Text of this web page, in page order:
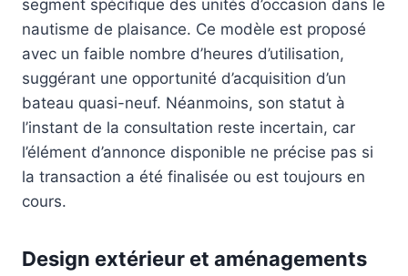
segment spécifique des unités d’occasion dans le
nautisme de plaisance. Ce modèle est proposé
avec un faible nombre d’heures d’utilisation,
suggérant une opportunité d’acquisition d’un
bateau quasi-neuf. Néanmoins, son statut à
l’instant de la consultation reste incertain, car
l’élément d’annonce disponible ne précise pas si
la transaction a été finalisée ou est toujours en
cours.
Design extérieur et aménagements